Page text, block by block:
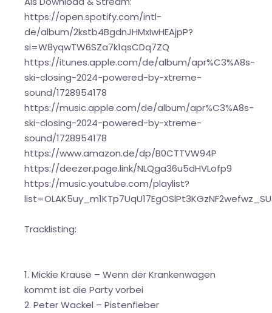
https://open.spotify.com/intl-
de/album/2kstb4BgdnJHMxIwHEAjpP?
si=W8yqwTW6SZa7k1qsCDq7ZQ
https://itunes.apple.com/de/album/apr%C3%A8s-
ski-closing-2024-powered-by-xtreme-
sound/1728954178
https://music.apple.com/de/album/apr%C3%A8s-
ski-closing-2024-powered-by-xtreme-
sound/1728954178
https://www.amazon.de/dp/B0CTTVW94P
https://deezer.page.link/NLQga36u5dHVLofp9
https://music.youtube.com/playlist?
Tracklisting:
1. Mickie Krause – Wenn der Krankenwagen
kommt ist die Party vorbei
2. Peter Wackel – Pistenfieber